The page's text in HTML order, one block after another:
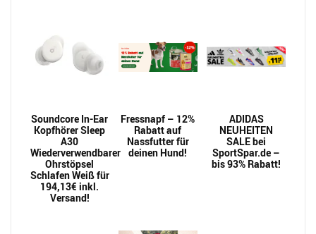
Soundcore In-Ear
Kopfhörer Sleep
A30
Wiederverwendbarer
Ohrstöpsel
Schlafen Weiß für
194,13€ inkl.
Versand!
Fressnapf – 12%
Rabatt auf
Nassfutter für
deinen Hund!
ADIDAS
NEUHEITEN
SALE bei
SportSpar.de –
bis 93% Rabatt!